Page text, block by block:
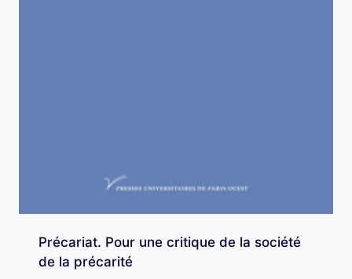
Précariat. Pour une critique de la société
de la précarité